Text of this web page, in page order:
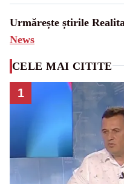
Urmărește știrile
News
CELE MAI CITITE
1